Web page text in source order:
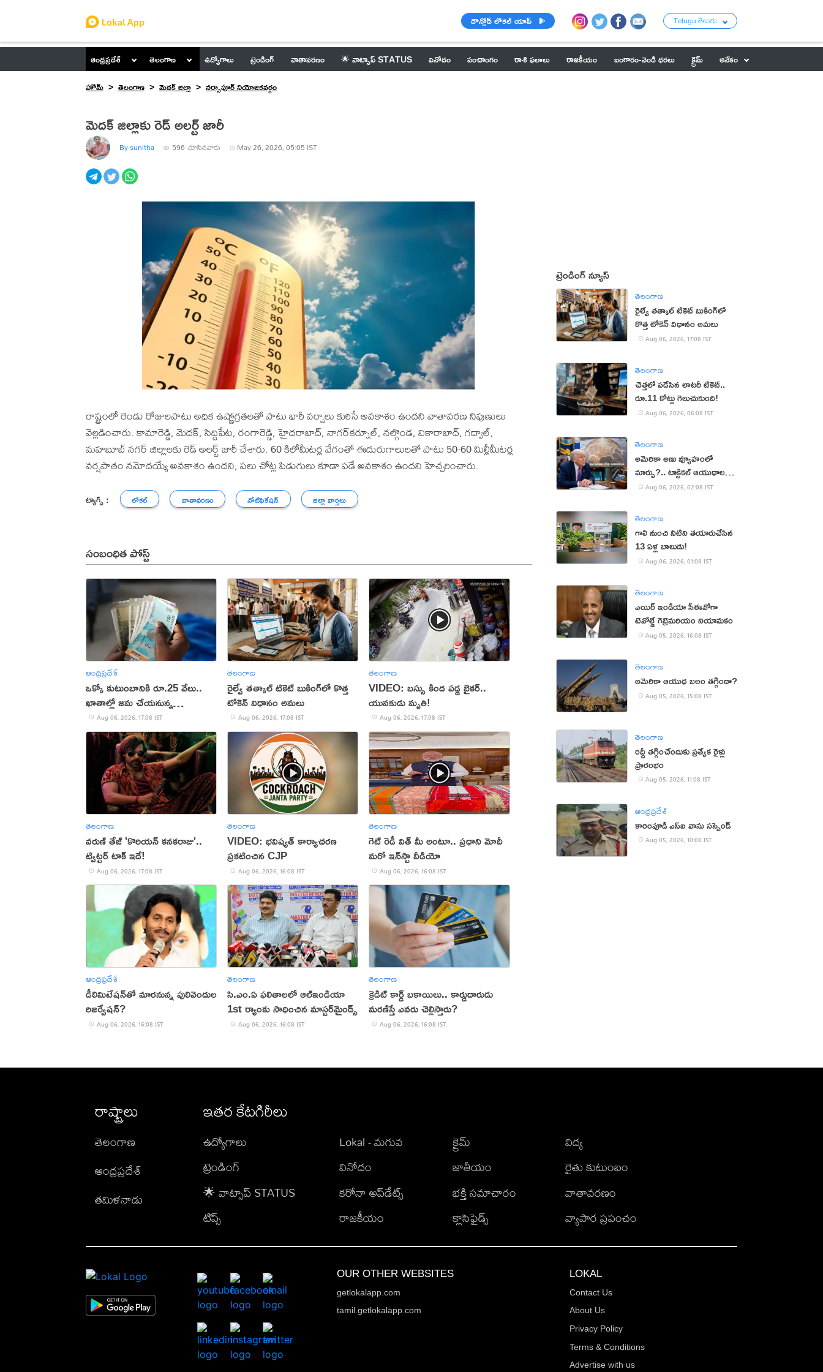
డౌన్లోడ్ లోకల్ యాప్ Telugu తెలుగు
ఆంధ్రప్రదేశ్ తెలంగాణ ఉద్యోగాలు ట్రెండింగ్ వాతావరణం 🌟 వాట్సాప్ STATUS వినోదం పంచాంగం రాశి ఫలాలు రాజకీయం బంగారం-వెండి ధరలు క్రైమ్
అనేకం
హోమ్
తెలంగాణ మెదక్ జిల్లా నర్సాపూర్ నియోజకవర్గం
మెదక్ జిల్లాకు రెడ్ అలర్ట్ జారీ
By sunitha 596 చూసినవారు May 26, 2026, 05:05 IST
రాష్ట్రంలో రెండు రోజులపాటు అధిక ఉష్ణోగ్రతలతో పాటు భారీ వర్షాలు కురిసే అవకాశం ఉందని వాతావరణ నిపుణులు
వెల్లడించారు. కామారెడ్డి, మెదక్, సిద్దిపేట, రంగారెడ్డి, హైదరాబాద్, నాగర్‌కర్నూల్, నల్గొండ, వికారాబాద్, గద్వాల్,
మహబూబ్ నగర్ జిల్లాలకు రెడ్ అలర్ట్ జారీ చేశారు. 60 కిలోమీటర్ల వేగంతో ఈదురుగాలులతో పాటు 50-60 మిల్లీమీటర్ల
వర్షపాతం నమోదయ్యే అవకాశం ఉందని, పలు చోట్ల పిడుగులు కూడా పడే అవకాశం ఉందని హెచ్చరించారు.
ట్యాగ్స్ : లోకల్ వాతావరణం నోటిఫికేషన్ జిల్లా వార్తలు
సంబంధిత పోస్ట్
ఆంధ్రప్రదేశ్
ఒక్కో కుటుంబానికి రూ.25 వేలు..
ఖాతాల్లో జ‌మ చేయ‌నున్న
ప్ర‌భుత్వం..!
Aug 06, 2026, 17:08 IST
తెలంగాణ
రైల్వే తత్కాల్ టికెట్ బుకింగ్‌లో కొత్త
టోకెన్ విధానం అమలు
Aug 06, 2026, 17:08 IST
తెలంగాణ
VIDEO: బస్సు కింద పడ్డ బైకర్..
యువకుడు మృతి!
Aug 06, 2026, 17:08 IST
తెలంగాణ
వరుణ్ తేజ్ 'కొరియన్ కనకరాజు'..
ట్విట్టర్ టాక్ ఇదే!
Aug 06, 2026, 17:08 IST
తెలంగాణ
VIDEO: భవిష్యత్ కార్యాచరణ
ప్రకటించిన CJP
Aug 06, 2026, 16:08 IST
తెలంగాణ
గెట్ రెడీ విత్ మీ అంటూ.. ప్రధాని మోదీ
మరో ఇన్‌స్టా వీడియో
Aug 06, 2026, 16:08 IST
ఆంధ్రప్రదేశ్
డీలిమిటేషన్‌తో మారనున్న పులివెందుల
రిజర్వేషన్?
Aug 06, 2026, 16:08 IST
తెలంగాణ
సి.ఎం.ఏ ఫలితాలలో ఆల్ఇండియా
1st ర్యాంకు సాధించిన మాస్టర్‌మైండ్స్
Aug 06, 2026, 16:08 IST
తెలంగాణ
క్రెడిట్ కార్డ్ బకాయిలు.. కార్డుదారుడు
మరణిస్తే ఎవరు చెల్లిస్తారు?
Aug 06, 2026, 16:08 IST
ట్రెండింగ్ న్యూస్
తెలంగాణ
రైల్వే తత్కాల్ టికెట్ బుకింగ్‌లో
కొత్త టోకెన్ విధానం అమలు
Aug 06, 2026, 17:08 IST
తెలంగాణ
చెత్తలో పడేసిన లాటరీ టికెట్..
రూ.11 కోట్లు గెలుచుకుంది!
Aug 06, 2026, 06:08 IST
తెలంగాణ
అమెరికా అణు వ్యూహంలో
మార్పు?.. టాక్టికల్ ఆయుధాలకు
ప్రాధాన్యం!
Aug 06, 2026, 02:08 IST
తెలంగాణ
గాలి నుంచి నీటిని తయారుచేసిన
13 ఏళ్ల బాలుడు!
Aug 06, 2026, 01:08 IST
తెలంగాణ
ఎయిర్ ఇండియా సీఈవోగా
టెవోల్డే గెబ్రెమరియం నియామకం
Aug 05, 2026, 16:08 IST
తెలంగాణ
అమెరికా ఆయుధ బలం తగ్గిందా?
Aug 05, 2026, 15:08 IST
తెలంగాణ
రద్దీ తగ్గించేందుకు ప్రత్యేక రైళ్లు
ప్రారంభం
Aug 05, 2026, 11:08 IST
ఆంధ్రప్రదేశ్
కారంపూడి ఎస్ఐ వాసు స‌స్పెండ్‌
Aug 05, 2026, 10:08 IST
రాష్ట్రాలు
తెలంగాణ
ఆంధ్రప్రదేశ్
తమిళనాడు
ఇతర కేటగిరీలు
ఉద్యోగాలు
ట్రెండింగ్
🌟 వాట్సాప్ STATUS
టిప్స్
Lokal - మగువ
వినోదం
కరోనా అప్‌డేట్స్
రాజకీయం
క్రైమ్
జాతీయం
భక్తి సమాచారం
క్లాసిఫైడ్స్
విద్య
రైతు కుటుంబం
వాతావరణం
వ్యాపార ప్రపంచం
OUR OTHER WEBSITES
getlokalapp.com
tamil.getlokalapp.com
LOKAL
Contact Us
About Us
Privacy Policy
Terms & Conditions
Advertise with us